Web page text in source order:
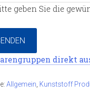
geben Sie die
direkt
Allgemein Kunststoff